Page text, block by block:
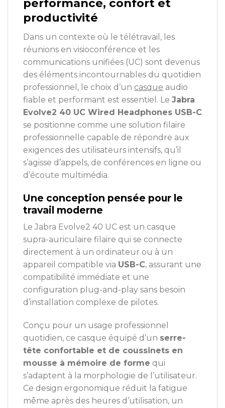
productivité
Dans un contexte où le télétravail, les
réunions en visioconférence et les
communications unifiées (UC) sont devenus
des éléments incontournables du quotidien
professionnel, le choix d’un casque audio
fiable et performant est essentiel. Le Jabra
Evolve2 40 UC Wired Headphones USB-C
se positionne comme une solution filaire
professionnelle capable de répondre aux
exigences des utilisateurs intensifs, qu’il
s’agisse d’appels, de conférences en ligne ou
d’écoute multimédia.
Une conception pensée pour le
travail moderne
Le Jabra Evolve2 40 UC est un casque
supra-auriculaire filaire qui se connecte
directement à un ordinateur ou à un
appareil compatible via USB-C, assurant une
compatibilité immédiate et une
configuration plug-and-play sans besoin
d’installation complexe de pilotes.
Conçu pour un usage professionnel
quotidien, ce casque équipé d’un serre-
tête confortable et de coussinets en
mousse à mémoire de forme qui
s’adaptent à la morphologie de l’utilisateur.
Ce design ergonomique réduit la fatigue
même après des heures d’utilisation, un